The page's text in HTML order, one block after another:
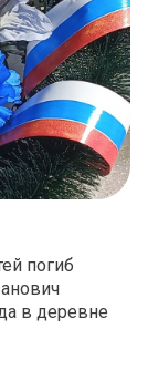
погиб
в деревне